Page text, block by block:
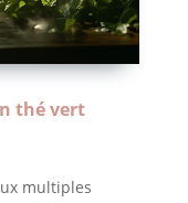
thé vert
multiples